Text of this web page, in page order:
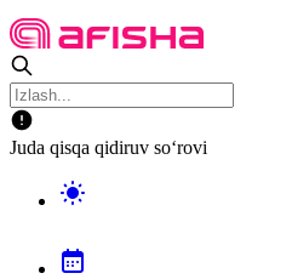
Juda qisqa qidiruv so‘rovi